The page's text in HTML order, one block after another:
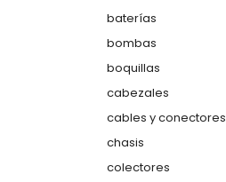
baterías
bombas
boquillas
cabezales
cables y conectores
chasis
colectores